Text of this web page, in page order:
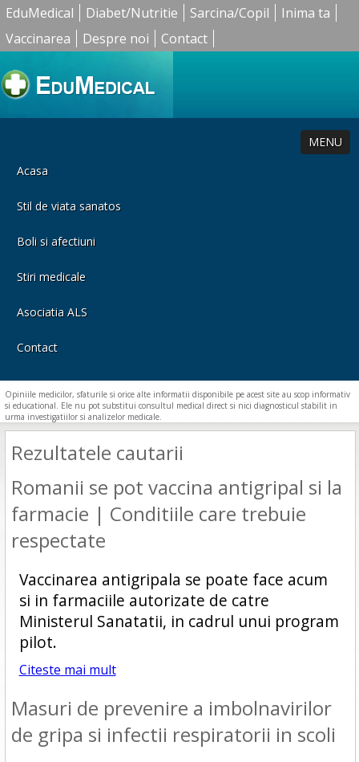
EduMedical Diabet/Nutritie Sarcina/Copil
Inima ta
Vaccinarea
Despre noi Contact
MENU
Acasa
Stil de viata sanatos
Boli si afectiuni
Stiri medicale
Asociatia ALS
Contact
Opiniile medicilor, sfaturile si orice alte informatii disponibile pe acest site au scop informativ
si educational. Ele nu pot substitui consultul medical direct si nici diagnosticul stabilit in
urma investigatiilor si analizelor medicale.
Rezultatele cautarii
Romanii se pot vaccina antigripal si la
farmacie | Conditiile care trebuie
respectate
Vaccinarea antigripala se poate face acum
si in farmaciile autorizate de catre
Ministerul Sanatatii, in cadrul unui program
pilot.
Citeste mai mult
Masuri de prevenire a imbolnavirilor
de gripa si infectii respiratorii in scoli